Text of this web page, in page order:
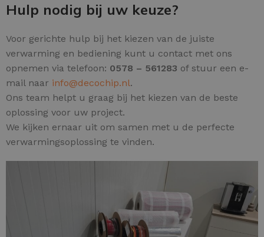
Hulp nodig bij uw keuze?
Voor gerichte hulp bij het kiezen van de juiste
verwarming en bediening kunt u contact met ons
opnemen via telefoon: 0578 – 561283 of stuur een e-
mail naar info@decochip.nl.
Ons team helpt u graag bij het kiezen van de beste
oplossing voor uw project.
We kijken ernaar uit om samen met u de perfecte
verwarmingsoplossing te vinden.